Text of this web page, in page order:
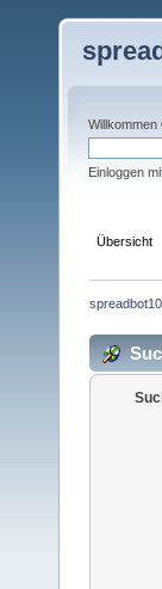
Willkommen
Einloggen
Übersicht